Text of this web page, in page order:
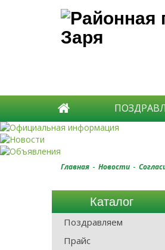
Главная - Новости -
Каталог
Поздравляем
Прайс